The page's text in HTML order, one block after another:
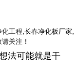
工程,长春净化板厂家,
关注！
法可能就是干